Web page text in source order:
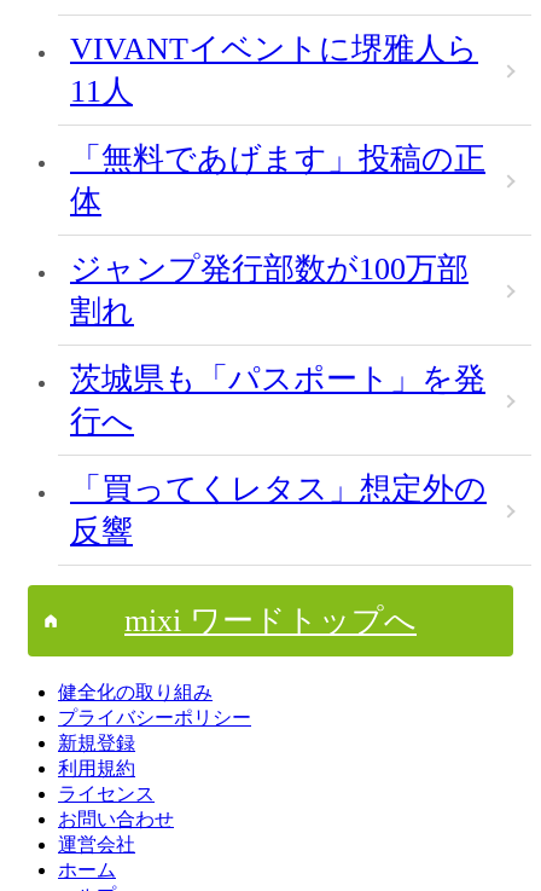
VIVANTイベントに堺雅人ら
11人
「無料であげます」投稿の正
体
ジャンプ発行部数が100万部
割れ
茨城県も「パスポート」を発
行へ
「買ってくレタス」想定外の
反響
mixi ワードトップへ
健全化の取り組み
プライバシーポリシー
新規登録
利用規約
ライセンス
お問い合わせ
運営会社
ホーム